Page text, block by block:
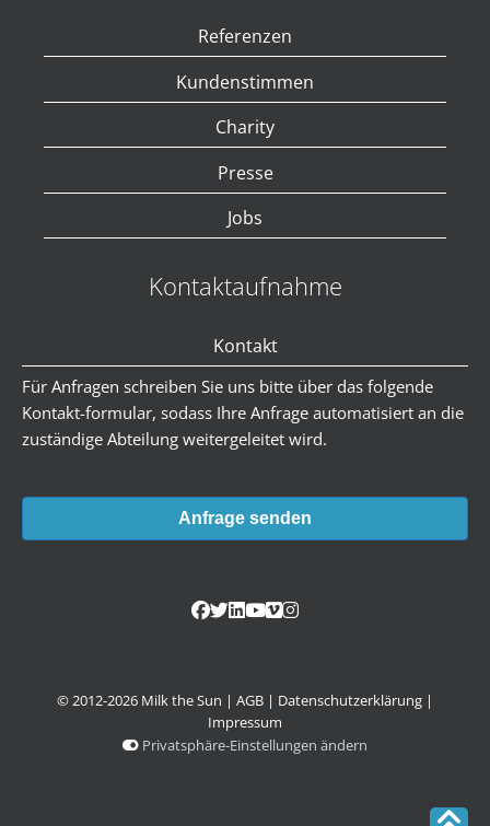
Referenzen
Kundenstimmen
Charity
Presse
Jobs
Kontaktaufnahme
Kontakt
Für Anfragen schreiben Sie uns bitte über das folgende
Kontakt-formular, sodass Ihre Anfrage automatisiert an die
zuständige Abteilung weitergeleitet wird.
Anfrage senden
© 2012-2026 Milk the Sun | AGB | Datenschutzerklärung |
Impressum
Privatsphäre-Einstellungen ändern